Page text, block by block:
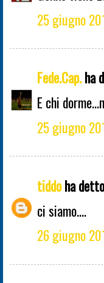
25 giugno
Fede.Cap.ha
E chi
25 giugno
tiddoha
ci siamo....
26 giugno